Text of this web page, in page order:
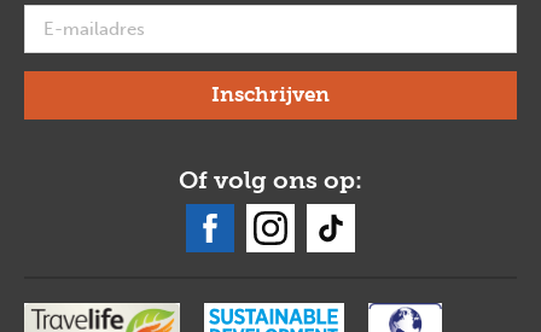
Of volg ons op: